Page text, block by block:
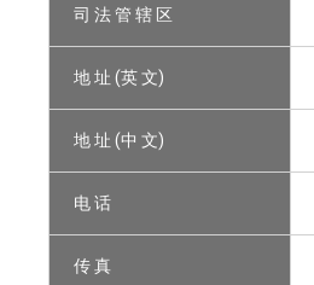
司 法 管 辖 区
地 址 (英 文)
地 址 (中 文)
电 话
传 真